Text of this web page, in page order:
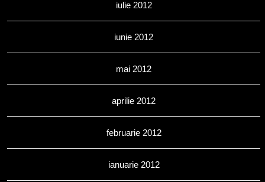
iulie 2012
iunie 2012
mai 2012
aprilie 2012
februarie 2012
ianuarie 2012